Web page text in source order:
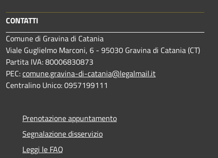
CONTATTI
Comune di Gravina di Catania
Viale Guglielmo Marconi, 6 - 95030 Gravina di Catania (CT)
Partita IVA: 80006830873
PEC:comune.gravina-di-catania@legalmail.it
Centralino Unico: 0957199111
Prenotazione appuntamento
Segnalazione disservizio
Leggi le FAQ